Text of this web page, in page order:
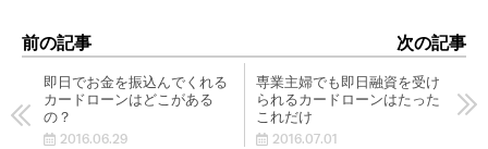
前の記事 次の記事
即日でお金を振込んでくれる
カードローンはどこがある
の？
2016.06.29
専業主婦でも即日融資を受け
られるカードローンはたった
これだけ
2016.07.01